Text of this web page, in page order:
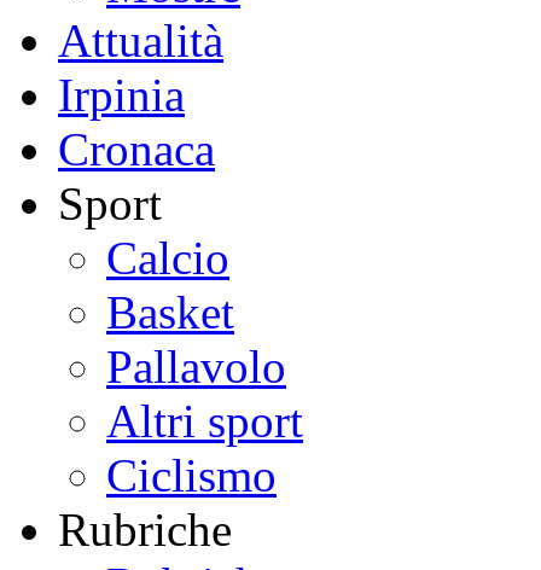
Attualità
Irpinia
Cronaca
Sport
Calcio
Basket
Pallavolo
Altri sport
Ciclismo
Rubriche